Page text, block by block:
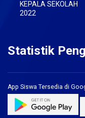
KEPALA SEKOLAH
2022
Statistik
App Siswa Tersedia di